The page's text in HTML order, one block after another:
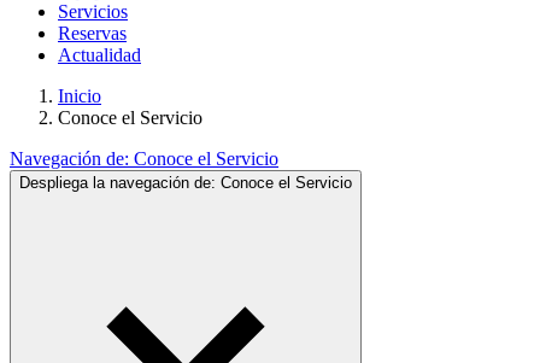
Servicios
Reservas
Actualidad
Inicio
Conoce el Servicio
Navegación de: Conoce el Servicio
Despliega la navegación de: Conoce el Servicio